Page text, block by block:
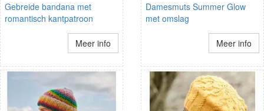
Gebreide bandana met
romantisch kantpatroon
Meer info
Damesmuts Summer Glow
met omslag
Meer info